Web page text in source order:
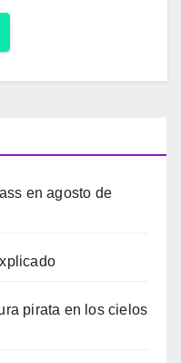
en agosto de
pirata en los cielos